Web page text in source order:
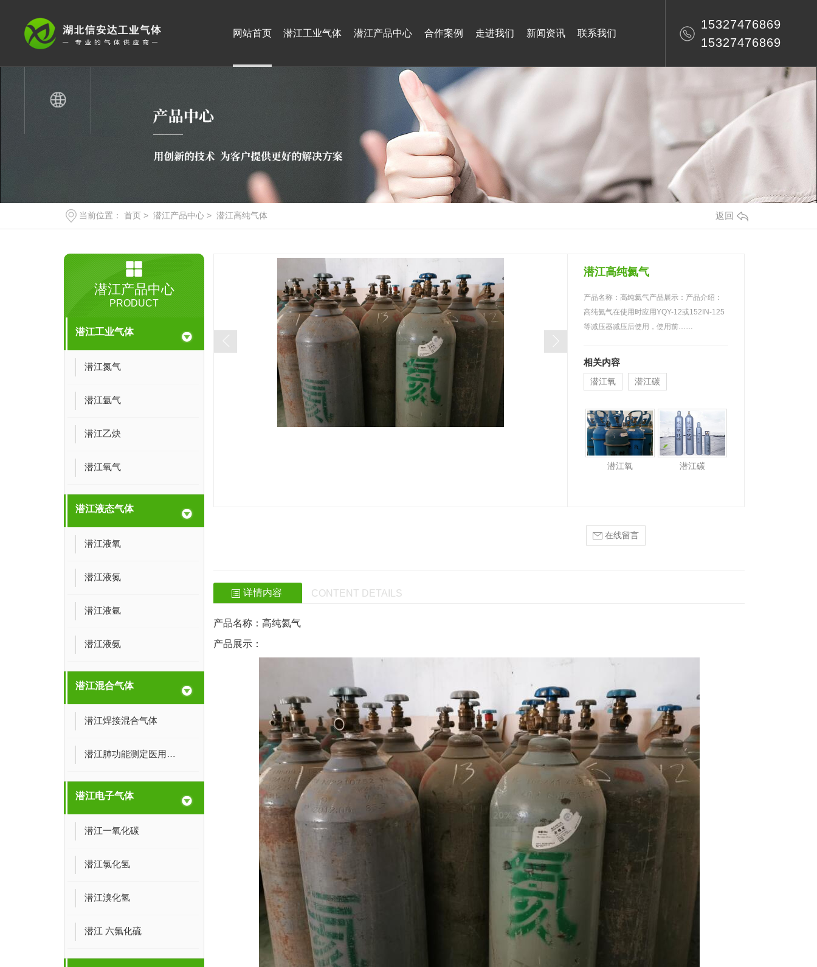
网站首页 潜江工业气体 潜江产品中心 合作案例 走进我们 新闻资讯 联系我们
15327476869
15327476869
当前位置： 首页> 潜江产品中心> 潜江高纯气体 返回
潜江产品中心
PRODUCT
潜江工业气体
潜江氮气
潜江氩气
潜江乙炔
潜江氧气
潜江液态气体
潜江液氧
潜江液氮
潜江液氩
潜江液氨
潜江混合气体
潜江焊接混合气体
潜江肺功能测定医用混合气体
潜江电子气体
潜江一氧化碳
潜江氯化氢
潜江溴化氢
潜江 六氟化硫
潜江高纯氦气
产品名称：高纯氦气产品展示：产品介绍：
高纯氦气在使用时应用YQY-12或152IN-125
等减压器减压后使用，使用前……
相关内容
潜江氧 潜江碳
潜江氧 潜江碳
在线留言
详情内容 CONTENT DETAILS
产品名称：高纯氦气
产品展示：